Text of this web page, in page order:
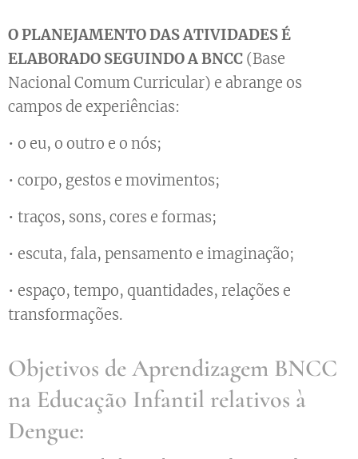
O PLANEJAMENTO DAS ATIVIDADES É
ELABORADO SEGUINDO A BNCC (Base
Nacional Comum Curricular) e abrange os
campos de experiências:
• o eu, o outro e o nós;
• corpo, gestos e movimentos;
• traços, sons, cores e formas;
• escuta, fala, pensamento e imaginação;
• espaço, tempo, quantidades, relações e
transformações.
Objetivos de Aprendizagem BNCC
na Educação Infantil relativos à
Dengue: